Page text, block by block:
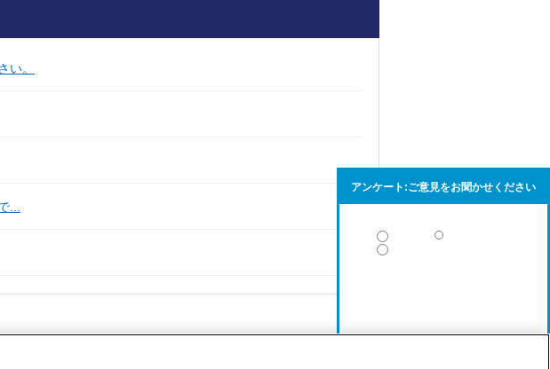
い。
...
アンケート:ご意見をお聞かせください